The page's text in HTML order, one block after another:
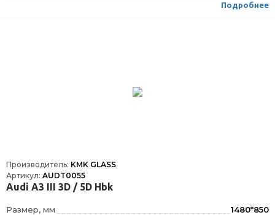
Подробнее
Производитель: KMK GLASS
Артикул: AUDT0055
Audi A3 III 3D / 5D Hbk
Размер, мм
1480*850